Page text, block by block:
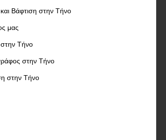
Βάφτιση στην Τήνο
μας
Τήνο
στην Τήνο
στην Τήνο